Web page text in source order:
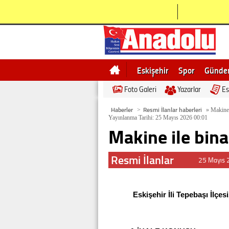
Eskişehir Spor
Bilecik
Ne demek
Foto Galeri Yazarlar
Haberler > Resmi İlanlar haberleri »
Yayınlanma Tarihi: 25 Mayıs 2026 00:01
Makine ile
Resmi İlanlar 25
Eskişehir İli Tepebaşı